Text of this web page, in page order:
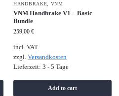
HANDBRAKE
VNM
VNM Handbrake V1 – Basic
Bundle
259,00 €
incl. VAT
zzgl. Versandkosten
Lieferzeit: 3 - 5 Tage
Add to cart